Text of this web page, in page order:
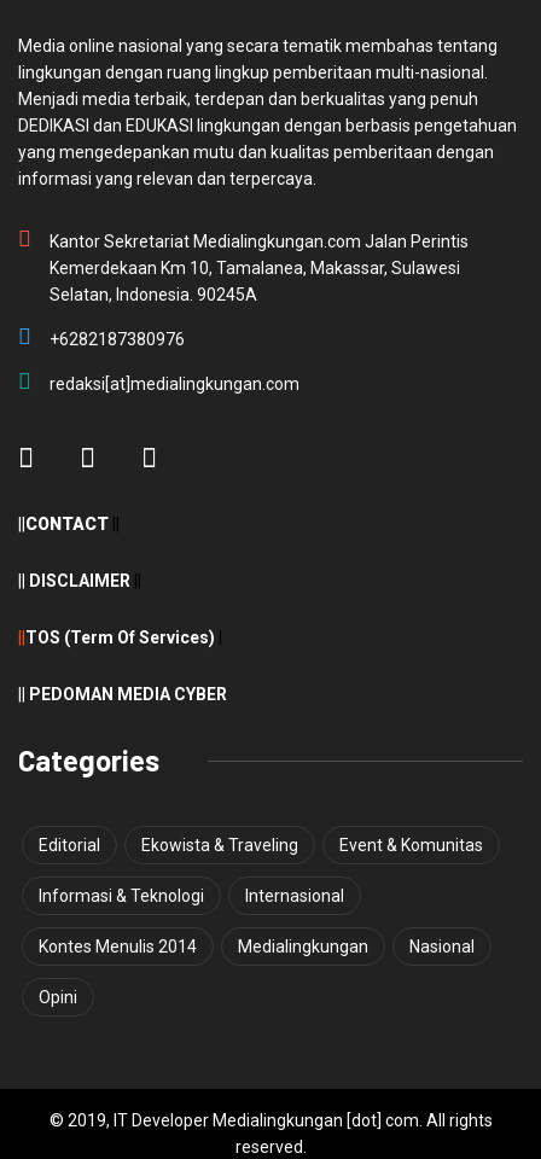
Media online nasional yang secara tematik membahas tentang
lingkungan dengan ruang lingkup pemberitaan multi-nasional.
Menjadi media terbaik, terdepan dan berkualitas yang penuh
DEDIKASI dan EDUKASI lingkungan dengan berbasis pengetahuan
yang mengedepankan mutu dan kualitas pemberitaan dengan
informasi yang relevan dan terpercaya.
Kantor Sekretariat Medialingkungan.com Jalan Perintis
Kemerdekaan Km 10, Tamalanea, Makassar, Sulawesi
Selatan, Indonesia. 90245A
+6282187380976
redaksi[at]medialingkungan.com
CONTACT
DISCLAIMER
TOS (Term Of Services)
PEDOMAN MEDIA CYBER
Categories
Editorial Ekowista & Traveling Event & Komunitas
Informasi & Teknologi Internasional
Kontes Menulis 2014 Medialingkungan Nasional
Opini
© 2019, IT Developer Medialingkungan [dot] com. All rights
reserved.